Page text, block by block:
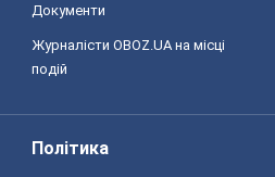
Документи
Журналісти OBOZ.UA на місці
подій
Політика